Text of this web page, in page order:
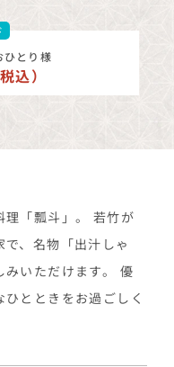
ひとり様
込）
理「瓢斗」。 若竹が
、名物「出汁しゃ
いただけます。 優
とときをお過ごしく